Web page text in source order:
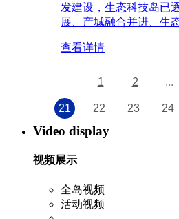
发建设，生态科技岛已
展、产城融合并进、生
查看详情
1 2 ...
21 22 23 24
Video display
视频展示
全岛视频
活动视频